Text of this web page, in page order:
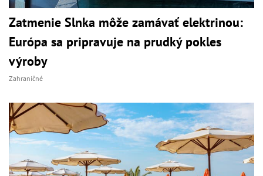
Zatmenie Slnka môže zamávať elektrinou:
Európa sa pripravuje na prudký pokles
výroby
Zahraničné